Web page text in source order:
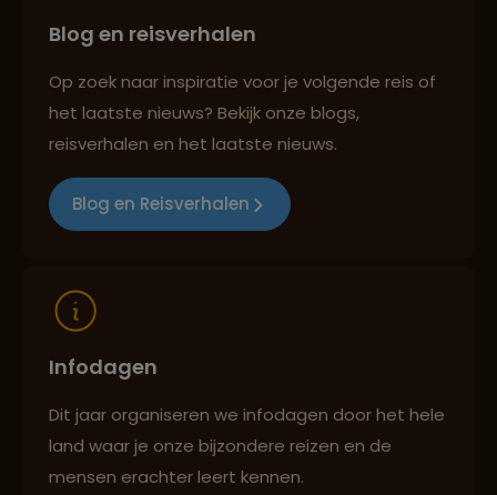
Persoonlijk en deskundig reisadvies
Reizen met oog voor mens, cultuur en milieu
Blog en reisverhalen
Op zoek naar inspiratie voor je volgende reis of
het laatste nieuws? Bekijk onze blogs,
reisverhalen en het laatste nieuws.
Blog en Reisverhalen
Infodagen
Dit jaar organiseren we infodagen door het hele
land waar je onze bijzondere reizen en de
mensen erachter leert kennen.